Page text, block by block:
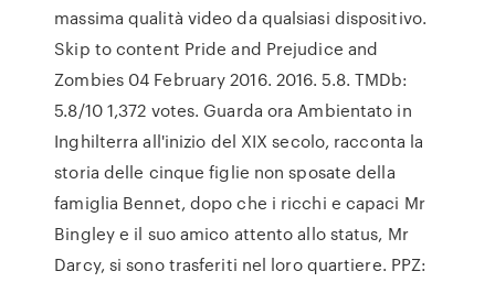
massima qualità video da qualsiasi dispositivo.
Skip to content Pride and Prejudice and
Zombies 04 February 2016. 2016. 5.8. TMDb:
5.8/10 1,372 votes. Guarda ora Ambientato in
Inghilterra all'inizio del XIX secolo, racconta la
storia delle cinque figlie non sposate della
famiglia Bennet, dopo che i ricchi e capaci Mr
Bingley e il suo amico attento allo status, Mr
Darcy, si sono trasferiti nel loro quartiere. PPZ: